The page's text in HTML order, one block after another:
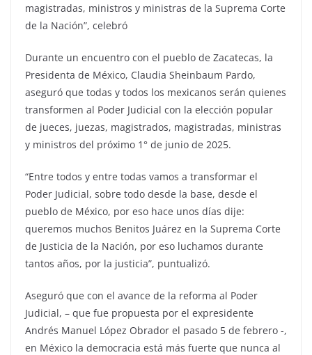
magistradas, ministros y ministras de la Suprema Corte
de la Nación”, celebró
Durante un encuentro con el pueblo de Zacatecas, la
Presidenta de México, Claudia Sheinbaum Pardo,
aseguró que todas y todos los mexicanos serán quienes
transformen al Poder Judicial con la elección popular
de jueces, juezas, magistrados, magistradas, ministras
y ministros del próximo 1° de junio de 2025.
“Entre todos y entre todas vamos a transformar el
Poder Judicial, sobre todo desde la base, desde el
pueblo de México, por eso hace unos días dije:
queremos muchos Benitos Juárez en la Suprema Corte
de Justicia de la Nación, por eso luchamos durante
tantos años, por la justicia”, puntualizó.
Aseguró que con el avance de la reforma al Poder
Judicial, – que fue propuesta por el expresidente
Andrés Manuel López Obrador el pasado 5 de febrero -,
en México la democracia está más fuerte que nunca al